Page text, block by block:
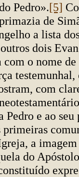
Pedro».[5]
de
a lista
dois
o nome
testemunhal,
com
e ao seu
primeiras
a imagem
do